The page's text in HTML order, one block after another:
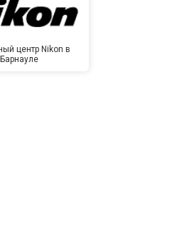
центр Nikon в
Барнауле